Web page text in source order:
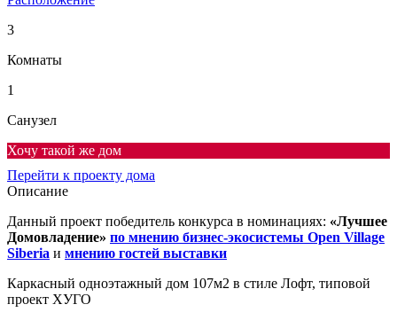
3
Комнаты
1
Санузел
Хочу такой же дом
Перейти к проекту дома
Описание
Данный проект победитель конкурса в номинациях: «Лучшее
Домовладение» по мнению бизнес-экосистемы Open Village
Siberia и мнению гостей выставки
Каркасный одноэтажный дом 107м2 в стиле Лофт, типовой
проект ХУГО